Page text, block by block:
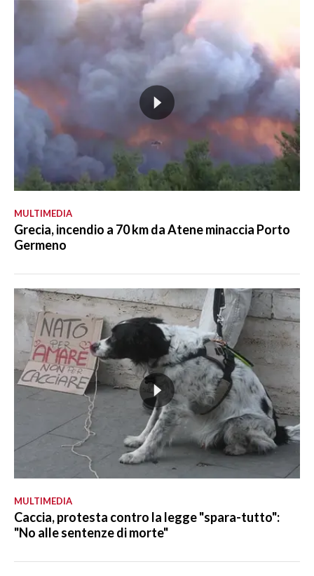
MULTIMEDIA
Grecia, incendio a 70 km da Atene minaccia Porto
Germeno
MULTIMEDIA
Caccia, protesta contro la legge "spara-tutto":
"No alle sentenze di morte"